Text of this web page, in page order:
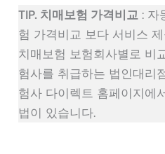
TIP. 치매보험 가격비교 : 자
험 가격비교 보다 서비스
치매보험 보험회사별로 비
험사를 취급하는 법인대리
험사 다이렉트 홈페이지에
법이 있습니다.